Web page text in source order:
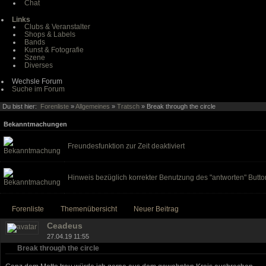
Chat
Links
Clubs & Veranstalter
Shops & Labels
Bands
Kunst & Fotografie
Szene
Diverses
Wechsle Forum
Suche im Forum
Du bist hier: Forenliste »Allgemeines » Tratsch » Break through the circle
Bekanntmachungen
Freundesfunktion zur Zeit deaktiviert
Hinweis bezüglich korrekter Benutzung des "antworten"
Forenliste Themenübersicht Neuer Beitrag
Ceadeus
27.04.19 11:55
Break through the circle